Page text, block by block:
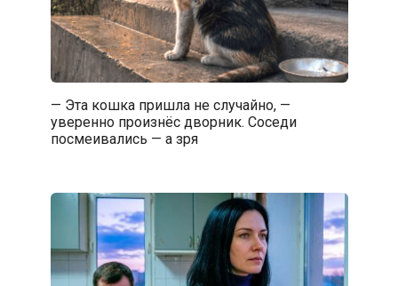
— Эта кошка пришла не случайно, —
уверенно произнёс дворник. Соседи
посмеивались — а зря